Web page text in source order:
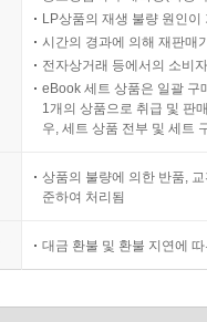
LP상품의 재생 불량 원인
시간의 경과에 의해 재판매
전자상거래 등에서의 소비
eBook 세트 상품은 일괄 구
1개의 상품으로 취급 및 판
우, 세트 상품 전부 및 세트
상품의 불량에 의한 반품,
준하여 처리됨
대금 환불 및 환불 지연에